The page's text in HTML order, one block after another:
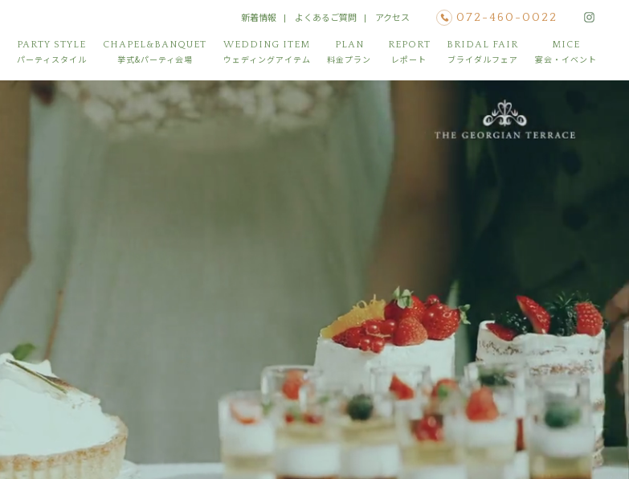
PARTY STYLE
パーティスタイル
CHAPEL&BANQUET
挙式&パーティ会場
WEDDING ITEM
ウェディングアイテム
PLAN
料金プラン
REPORT
レポート
BRIDAL FAIR
ブライダルフェア
MICE
宴会・イベント
新着情報 よくあるご質問 アクセス 072-460-0022